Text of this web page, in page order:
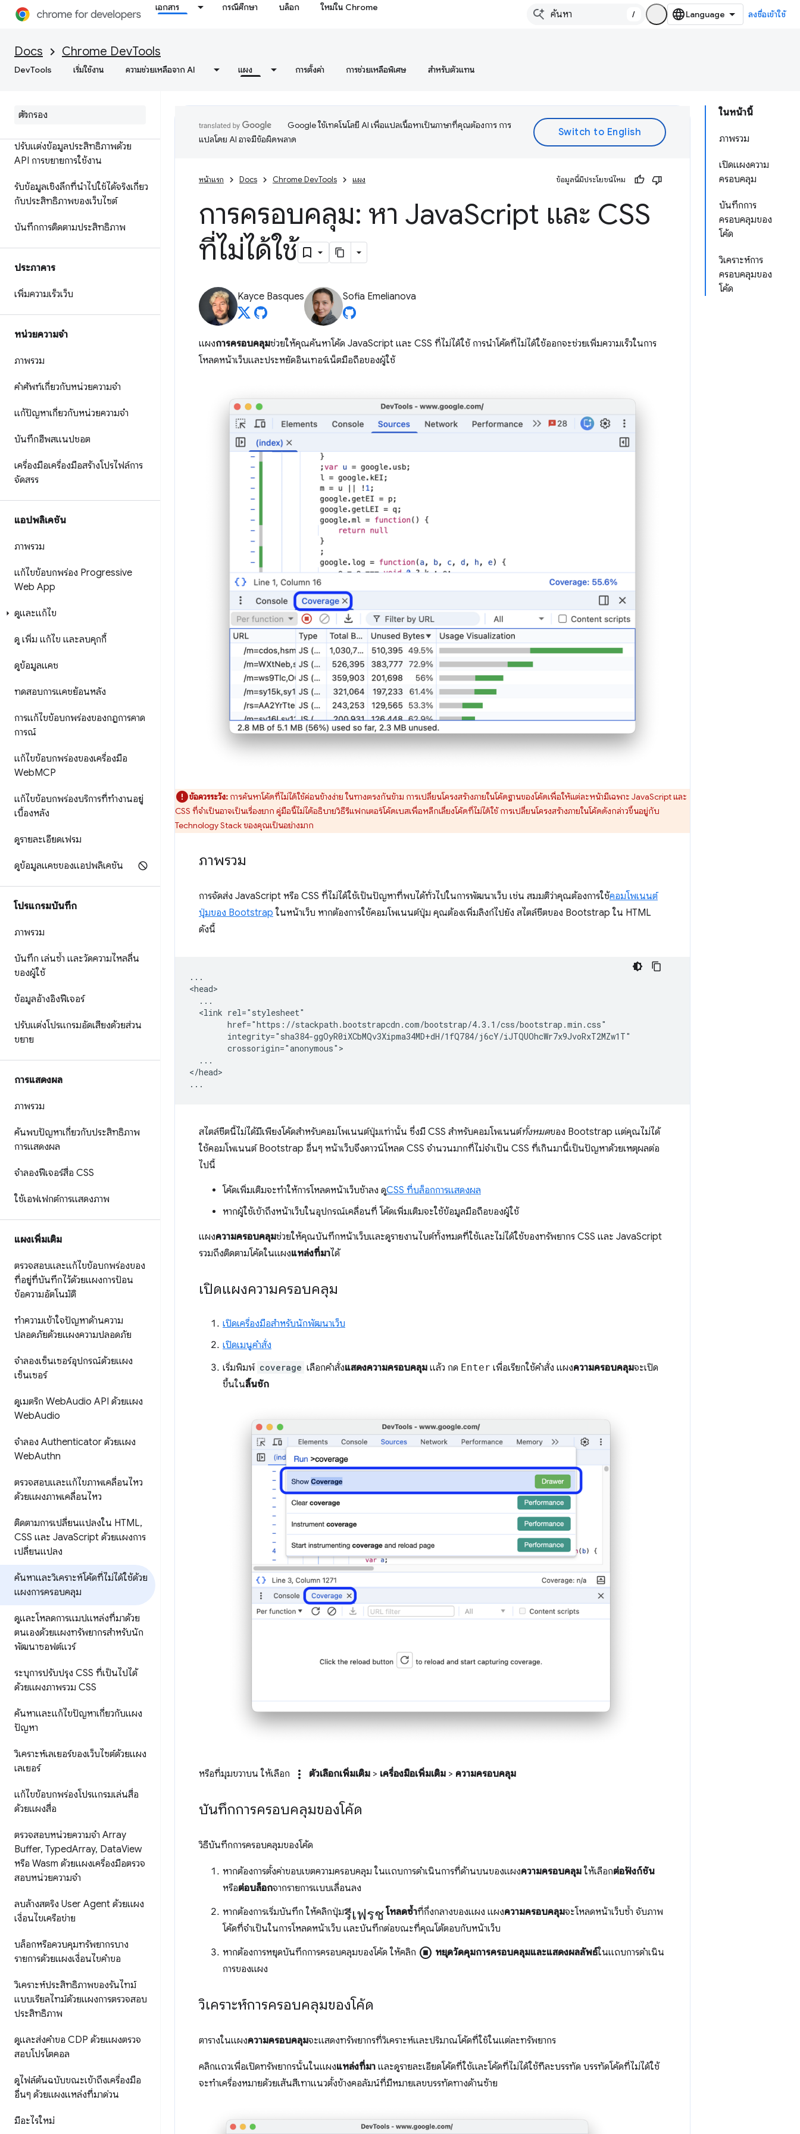
เอกสาร กรณีศึกษา บล็อก ใหม่ใน Chrome
/ ลงชื่อเข้าใช้
Docs Chrome DevTools
DevTools เริ่มใช้งาน ความช่วยเหลือจาก AI แผง การตั้งค่า การช่วยเหลือพิเศษ สำหรับตัวแทน
การอ้างอิงเหตุการณ์ในไทม์ไลน์
ประสิทธิภาพ Node
ปรับแต่งข้อมูลประสิทธิภาพด้วย
API การขยายการใช้งาน
รับข้อมูลเชิงลึกที่นำไปใช้ได้จริงเกี่ยว
กับประสิทธิภาพของเว็บไซต์
บันทึกการติดตามประสิทธิภาพ
ประภาคาร
เพิ่มความเร็วเว็บ
หน่วยความจำ
ภาพรวม
คำศัพท์เกี่ยวกับหน่วยความจำ
แก้ปัญหาเกี่ยวกับหน่วยความจำ
บันทึกฮีพสแนปชอต
เครื่องมือเครื่องมือสร้างโปรไฟล์การ
จัดสรร
แอปพลิเคชัน
ภาพรวม
แก้ไขข้อบกพร่อง Progressive
Web App
ดูและแก้ไข
ดู เพิ่ม แก้ไข และลบคุกกี้
ดูข้อมูลแคช
ทดสอบการแคชย้อนหลัง
การแก้ไขข้อบกพร่องของกฎการคาด
การณ์
แก้ไขข้อบกพร่องของเครื่องมือ
WebMCP
แก้ไขข้อบกพร่องบริการที่ทำงานอยู่
เบื้องหลัง
ดูรายละเอียดเฟรม
ดูข้อมูลแคชของแอปพลิเคชัน
โปรแกรมบันทึก
ภาพรวม
บันทึก เล่นซ้ำ และวัดความไหลลื่น
ของผู้ใช้
ข้อมูลอ้างอิงฟีเจอร์
ปรับแต่งโปรแกรมอัดเสียงด้วยส่วน
ขยาย
การแสดงผล
ภาพรวม
ค้นพบปัญหาเกี่ยวกับประสิทธิภาพ
การแสดงผล
จำลองฟีเจอร์สื่อ CSS
ใช้เอฟเฟกต์การแสดงภาพ
แผงเพิ่มเติม
ตรวจสอบและแก้ไขข้อบกพร่องของ
ที่อยู่ที่บันทึกไว้ด้วยแผงการป้อน
ข้อความอัตโนมัติ
ทำความเข้าใจปัญหาด้านความ
ปลอดภัยด้วยแผงความปลอดภัย
จำลองเซ็นเซอร์อุปกรณ์ด้วยแผง
เซ็นเซอร์
ดูเมตริก WebAudio API ด้วยแผง
WebAudio
จำลอง Authenticator ด้วยแผง
WebAuthn
ตรวจสอบและแก้ไขภาพเคลื่อนไหว
ด้วยแผงภาพเคลื่อนไหว
ติดตามการเปลี่ยนแปลงใน HTML,
CSS และ JavaScript ด้วยแผงการ
เปลี่ยนแปลง
ค้นหาและวิเคราะห์โค้ดที่ไม่ได้ใช้ด้วย
แผงการครอบคลุม
ดูและโหลดการแมปแหล่งที่มาด้วย
ตนเองด้วยแผงทรัพยากรสำหรับนัก
พัฒนาซอฟต์แวร์
ระบุการปรับปรุง CSS ที่เป็นไปได้
ด้วยแผงภาพรวม CSS
ค้นหาและแก้ไขปัญหาเกี่ยวกับแผง
ปัญหา
วิเคราะห์เลเยอร์ของเว็บไซต์ด้วยแผง
เลเยอร์
แก้ไขข้อบกพร่องโปรแกรมเล่นสื่อ
ด้วยแผงสื่อ
ตรวจสอบหน่วยความจำ Array
Buffer, TypedArray, DataView
หรือ Wasm ด้วยแผงเครื่องมือตรวจ
สอบหน่วยความจำ
ลบล้างสตริง User Agent ด้วยแผง
เงื่อนไขเครือข่าย
บล็อกหรือควบคุมทรัพยากรบาง
รายการด้วยแผงเงื่อนไขคำขอ
วิเคราะห์ประสิทธิภาพของรันไทม์
แบบเรียลไทม์ด้วยแผงการตรวจสอบ
ประสิทธิภาพ
ดูและส่งคำขอ CDP ด้วยแผงตรวจ
สอบโปรโตคอล
ดูไฟล์ต้นฉบับขณะเข้าถึงเครื่องมือ
อื่นๆ ด้วยแผงแหล่งที่มาด่วน
มีอะไรใหม่
ในหน้านี้
ภาพรวม
เปิดแผงความ
ครอบคลุม
บันทึกการ
ครอบคลุมของ
โค้ด
วิเคราะห์การ
ครอบคลุมของ
โค้ด
Google ใช้เทคโนโลยี AI เพื่อแปลเนื้อหาเป็นภาษาที่คุณต้องการ การ
แปลโดย AI อาจมีข้อผิดพลาด
หน้าแรก Docs Chrome DevTools แผง ข้อมูลนี้มีประโยชน์ไหม
การครอบคลุม: หา JavaScript และ CSS
ที่ไม่ได้ใช้
Kayce Basques Sofia Emelianova
แผงการครอบคลุมช่วยให้คุณค้นหาโค้ด JavaScript และ CSS ที่ไม่ได้ใช้ การนำโค้ดที่ไม่ได้ใช้ออกจะช่วยเพิ่มความเร็วในการ
โหลดหน้าเว็บและประหยัดอินเทอร์เน็ตมือถือของผู้ใช้
ข้อควรระวัง: การค้นหาโค้ดที่ไม่ได้ใช้ค่อนข้างง่าย ในทางตรงกันข้าม การเปลี่ยนโครงสร้างภายในโค้ดฐานของโค้ดเพื่อให้แต่ละหน้ามีเฉพาะ JavaScript และ
CSS ที่จำเป็นอาจเป็นเรื่องยาก คู่มือนี้ไม่ได้อธิบายวิธีรีแฟกเตอร์โค้ดเบสเพื่อหลีกเลี่ยงโค้ดที่ไม่ได้ใช้ การเปลี่ยนโครงสร้างภายในโค้ดดังกล่าวขึ้นอยู่กับ
Technology Stack ของคุณเป็นอย่างมาก
ภาพรวม
การจัดส่ง JavaScript หรือ CSS ที่ไม่ได้ใช้เป็นปัญหาที่พบได้ทั่วไปในการพัฒนาเว็บ เช่น สมมติว่าคุณต้องการใช้คอมโพเนนต์
ปุ่มของ Bootstrap ในหน้าเว็บ หากต้องการใช้คอมโพเนนต์ปุ่ม คุณต้องเพิ่มลิงก์ไปยัง สไตล์ชีตของ Bootstrap ใน HTML
ดังนี้
...
<head>
  ...
  <link rel="stylesheet"
        href="https://stackpath.bootstrapcdn.com/bootstrap/4.3.1/css/bootstrap.min.css"
        integrity="sha384-ggOyR0iXCbMQv3Xipma34MD+dH/1fQ784/j6cY/iJTQUOhcWr7x9JvoRxT2MZw1T"
        crossorigin="anonymous">
  ...
</head>
สไตล์ชีตนี้ไม่ได้มีเพียงโค้ดสำหรับคอมโพเนนต์ปุ่มเท่านั้น ซึ่งมี CSS สำหรับคอมโพเนนต์ทั้งหมดของ Bootstrap แต่คุณไม่ได้
ใช้คอมโพเนนต์ Bootstrap อื่นๆ หน้าเว็บจึงดาวน์โหลด CSS จำนวนมากที่ไม่จำเป็น CSS ที่เกินมานี้เป็นปัญหาด้วยเหตุผลต่อ
ไปนี้
โค้ดเพิ่มเติมจะทำให้การโหลดหน้าเว็บช้าลง ดูCSS ที่บล็อกการแสดงผล
หากผู้ใช้เข้าถึงหน้าเว็บในอุปกรณ์เคลื่อนที่ โค้ดเพิ่มเติมจะใช้ข้อมูลมือถือของผู้ใช้
แผงความครอบคลุมช่วยให้คุณบันทึกหน้าเว็บและดูรายงานไบต์ทั้งหมดที่ใช้และไม่ได้ใช้ของทรัพยากร CSS และ JavaScript
รวมถึงติดตามโค้ดในแผงแหล่งที่มาได้
เปิดแผงความครอบคลุม
เปิดเครื่องมือสำหรับนักพัฒนาเว็บ
เปิดเมนูคำสั่ง
เริ่มพิมพ์ coverage เลือกคำสั่งแสดงความครอบคลุม แล้ว กด Enter เพื่อเรียกใช้คำสั่ง แผงความครอบคลุมจะเปิด
ขึ้นในลิ้นชัก
หรือที่มุมขวาบน ให้เลือก more_vert ตัวเลือกเพิ่มเติม > เครื่องมือเพิ่มเติม > ความครอบคลุม
บันทึกการครอบคลุมของโค้ด
วิธีบันทึกการครอบคลุมของโค้ด
หากต้องการตั้งค่าขอบเขตความครอบคลุม ในแถบการดำเนินการที่ด้านบนของแผงความครอบคลุมให้เลือกต่อฟังก์ชัน
หรือต่อบล็อกจากรายการแบบเลื่อนลง
หากต้องการเริ่มบันทึก ให้คลิกปุ่มรีเฟรช โหลดซ้ำที่กึ่งกลางของแผง แผงความครอบคลุมจะโหลดหน้าเว็บซ้ำ จับภาพ
โค้ดที่จำเป็นในการโหลดหน้าเว็บ และบันทึกต่อขณะที่คุณโต้ตอบกับหน้าเว็บ
หากต้องการหยุดบันทึกการครอบคลุมของโค้ด ให้คลิก stop_circle หยุดวัดคุมการครอบคลุมและแสดงผลลัพธ์ในแถบการดำเนิน
การของแผง
วิเคราะห์การครอบคลุมของโค้ด
ตารางในแผงความครอบคลุมจะแสดงทรัพยากรที่วิเคราะห์และปริมาณโค้ดที่ใช้ในแต่ละทรัพยากร
คลิกแถวเพื่อเปิดทรัพยากรนั้นในแผงแหล่งที่มา และดูรายละเอียดโค้ดที่ใช้และโค้ดที่ไม่ได้ใช้ทีละบรรทัด บรรทัดโค้ดที่ไม่ได้ใช้
จะทำเครื่องหมายด้วยเส้นสีเทาแนวตั้งข้างคอลัมน์ที่มีหมายเลขบรรทัดทางด้านซ้าย